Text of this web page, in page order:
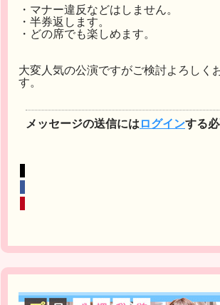
・マナー違反などはしません。
・半券返します。
・どの席でも楽しめます。
大変人気の公演ですがご検討よろしく
す。
メッセージの送信にはログインする